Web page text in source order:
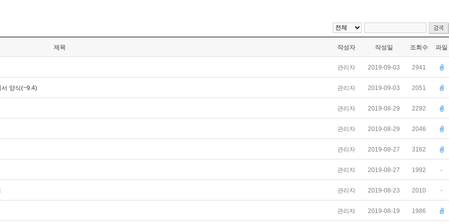
제목 작성자 작성일 조회수 파일
관리자 2019-09-03 2941
양식(~9.4) 관리자 2019-09-03 2051
관리자 2019-08-29 2292
관리자 2019-08-29 2046
관리자 2019-08-27 3162
관리자 2019-08-27 1992 -
관리자 2019-08-23 2010 -
관리자 2019-08-19 1986